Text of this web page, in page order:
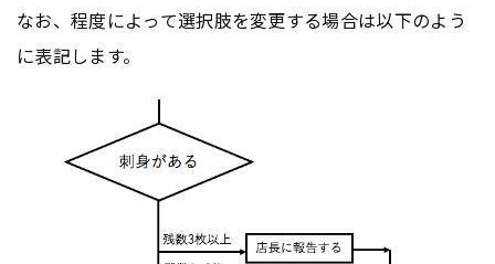
なお、程度によって選択肢を変更する場合は以下のよう
に表記します。